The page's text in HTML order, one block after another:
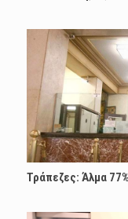
Τράπεζες: Άλμα